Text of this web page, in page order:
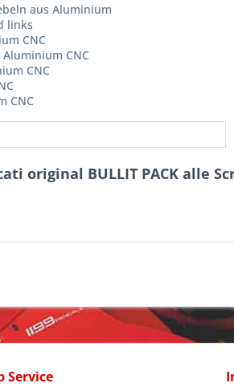
aus Aluminium
links
CNC
CNC
CNC
CNC
original BULLIT PACK alle
Service